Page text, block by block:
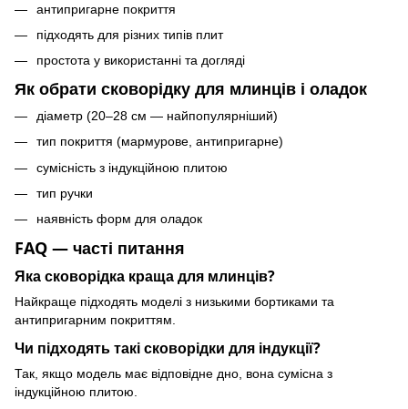
антипригарне покриття
підходять для різних типів плит
простота у використанні та догляді
Як обрати сковорідку для млинців і оладок
діаметр (20–28 см — найпопулярніший)
тип покриття (мармурове, антипригарне)
сумісність з індукційною плитою
тип ручки
наявність форм для оладок
FAQ — часті питання
Яка сковорідка краща для млинців?
Найкраще підходять моделі з низькими бортиками та
антипригарним покриттям.
Чи підходять такі сковорідки для індукції?
Так, якщо модель має відповідне дно, вона сумісна з
індукційною плитою.